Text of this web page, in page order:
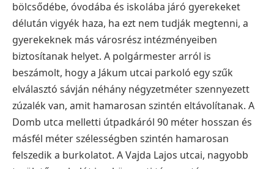
bölcsődébe, óvodába és iskolába járó gyerekeket
délután vigyék haza, ha ezt nem tudják megtenni, a
gyerekeknek más városrész intézményeiben
biztosítanak helyet. A polgármester arról is
beszámolt, hogy a Jákum utcai parkoló egy szűk
elválasztó sávján néhány négyzetméter szennyezett
zúzalék van, amit hamarosan szintén eltávolítanak. A
Domb utca melletti útpadkáról 90 méter hosszan és
másfél méter szélességben szintén hamarosan
felszedik a burkolatot. A Vajda Lajos utcai, nagyobb